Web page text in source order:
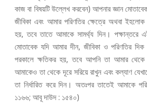
কাজ বা বিষয়টি উল্লেখ করবেন) আপনার জ্ঞান
জীবিকা এবং আমার পরিণতির ক্ষেত্রে অথবা
হয়, তবে তাতে আমাকে সামর্থ্য দিন। পক্ষান্তরে
মোতাবেক যদি আমার দীন, জীবিকা ও পরিণতির
পরকালে ক্ষতিকর হয়, তবে আপনি তা আমার থেকে
আমাকেও তা থেকে দূরে সরিয়ে রাখুন এবং কল্যাণ
তা নির্ধারিত করে দিন। অতঃপর তাতেই আমাকে
১১৬৬; আবূ দাউদ : ১৫৪০)